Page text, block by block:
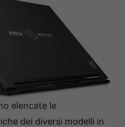
elencate le
dei diversi modelli in